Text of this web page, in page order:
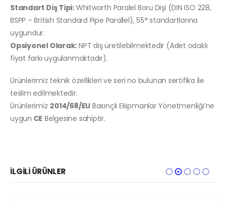
Standart Diş Tipi:Whitworth Paralel Boru Dişi (DIN ISO 228,
BSPP – British Standard Pipe Parallel), 55° standartlarına
uygundur.
Opsiyonel Olarak:NPT diş üretilebilmektedir (Adet odaklı
fiyat farkı uygulanmaktadır).
Ürünlerimiz teknik özellikleri ve seri no bulunan sertifika ile
teslim edilmektedir.
Ürünlerimiz 2014/68/EU Basınçlı Ekipmanlar Yönetmenliği’ne
uygun CE Belgesine sahiptir.
İLGILI ÜRÜNLER